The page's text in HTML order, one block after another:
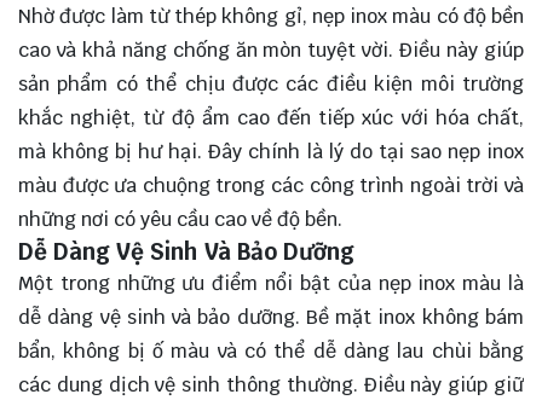
Nhờ được làm từ thép không gỉ, nẹp inox màu có độ bền
cao và khả năng chống ăn mòn tuyệt vời. Điều này giúp
sản phẩm có thể chịu được các điều kiện môi trường
khắc nghiệt, từ độ ẩm cao đến tiếp xúc với hóa chất,
mà không bị hư hại. Đây chính là lý do tại sao nẹp inox
màu được ưa chuộng trong các công trình ngoài trời và
những nơi có yêu cầu cao về độ bền.
Dễ Dàng Vệ Sinh Và Bảo Dưỡng
Một trong những ưu điểm nổi bật của nẹp inox màu là
dễ dàng vệ sinh và bảo dưỡng. Bề mặt inox không bám
bẩn, không bị ố màu và có thể dễ dàng lau chùi bằng
các dung dịch vệ sinh thông thường. Điều này giúp giữ